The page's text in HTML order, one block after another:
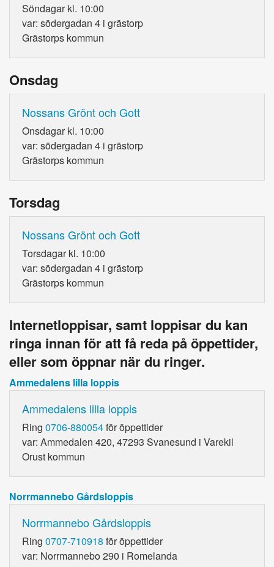
Söndagar kl. 10:00
var: södergadan 4 i grästorp
Grästorps kommun
Onsdag
Nossans Grönt och Gott
Onsdagar kl. 10:00
var: södergadan 4 i grästorp
Grästorps kommun
Torsdag
Nossans Grönt och Gott
Torsdagar kl. 10:00
var: södergadan 4 i grästorp
Grästorps kommun
Internetloppisar, samt loppisar du kan
ringa innan för att få reda på öppettider,
eller som öppnar när du ringer.
Ammedalens lilla loppis
Ammedalens lilla loppis
Ring 0706-880054för öppettider
var: Ammedalen 420, 47293 Svanesund i Varekil
Orust kommun
Norrmannebo Gårdsloppis
Norrmannebo Gårdsloppis
Ring 0707-710918 för öppettider
var: Norrmannebo 290 i Romelanda